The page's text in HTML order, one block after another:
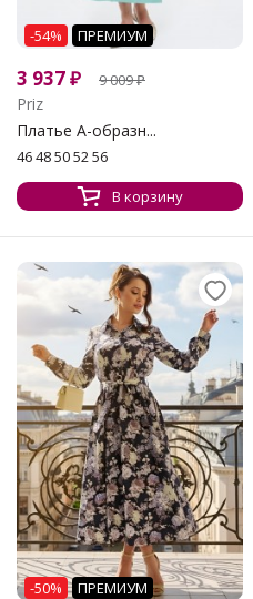
-54% ПРЕМИУМ
3 937₽ 9 009₽
Priz
Платье А-образн...
46 48 50 52 56
В корзину
-50% ПРЕМИУМ